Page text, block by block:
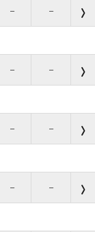
– –
– –
– –
– –